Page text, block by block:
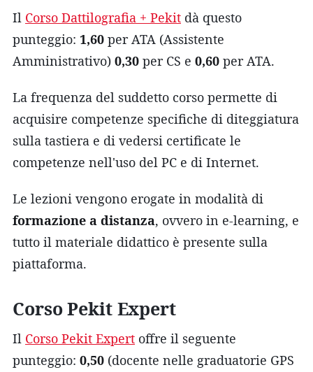
Il Corso Dattilografia + Pekit dà questo
punteggio: 1,60 per ATA (Assistente
Amministrativo) 0,30 per CS e 0,60 per ATA.
La frequenza del suddetto corso permette di
acquisire competenze specifiche di diteggiatura
sulla tastiera e di vedersi certificate le
competenze nell'uso del PC e di Internet.
Le lezioni vengono erogate in modalità di
formazione a distanza, ovvero in e-learning, e
tutto il materiale didattico è presente sulla
piattaforma.
Corso Pekit Expert
Il Corso Pekit Expert offre il seguente
punteggio: 0,50 (docente nelle graduatorie GPS